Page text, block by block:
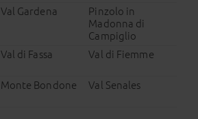
Val Gardena
Pinzolo in
Madonna di
Campiglio
Val di Fassa Val di Fiemme
Monte Bondone Val Senales